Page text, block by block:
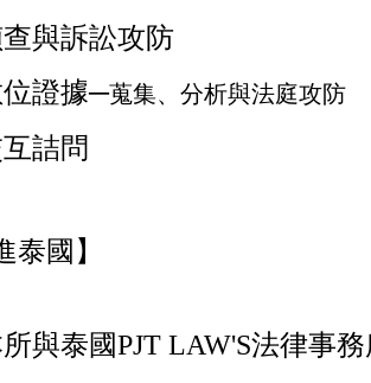
與訴訟攻防
證據─蒐集、分析與法庭攻防
詰問
泰國】
與泰國PJT LAW'S法律事